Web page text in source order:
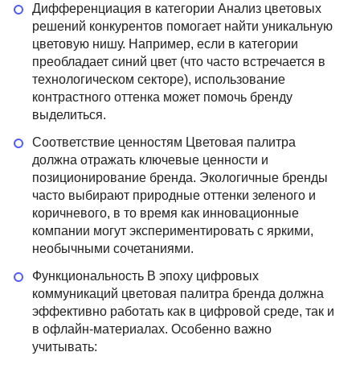
Дифференциация в категории Анализ цветовых
решений конкурентов помогает найти уникальную
цветовую нишу. Например, если в категории
преобладает синий цвет (что часто встречается в
технологическом секторе), использование
контрастного оттенка может помочь бренду
выделиться.
Соответствие ценностям Цветовая палитра
должна отражать ключевые ценности и
позиционирование бренда. Экологичные бренды
часто выбирают природные оттенки зеленого и
коричневого, в то время как инновационные
компании могут экспериментировать с яркими,
необычными сочетаниями.
Функциональность В эпоху цифровых
коммуникаций цветовая палитра бренда должна
эффективно работать как в цифровой среде, так и
в офлайн-материалах. Особенно важно
учитывать: